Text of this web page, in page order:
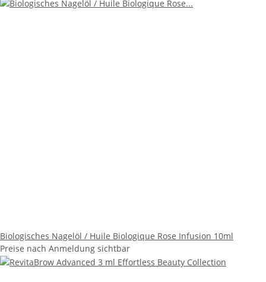
Biologisches Nagelöl / Huile Biologique Rose Infusion 10ml
Preise nach Anmeldung sichtbar